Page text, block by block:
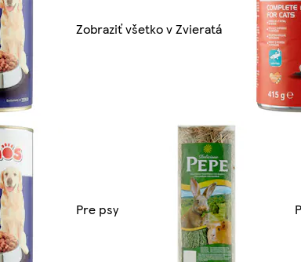
Zobraziť všetko v Zvieratá
Pre psy